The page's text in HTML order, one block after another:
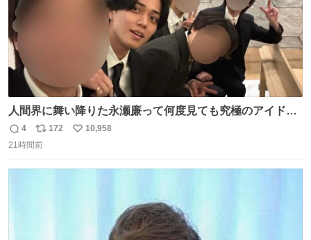
人間界に舞い降りた永瀬廉って何度見ても究極のアイドル
過ぎてずっと味する。美味い。
返
信
4
リ
ポ
172
い
10,958
21時間前